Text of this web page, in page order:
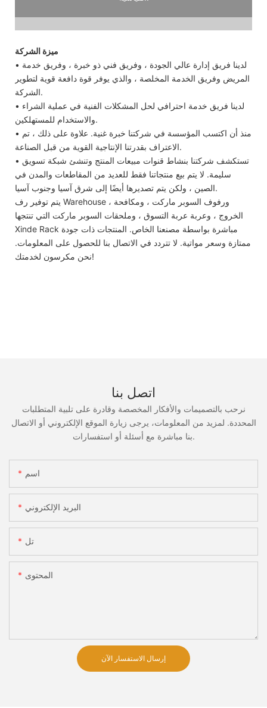
ميزة الشركة
• لدينا فريق إدارة عالي الجودة ، وفريق فني ذو خبرة ، وفريق خدمة
المريض وفريق الخدمة المخلصة ، والذي يوفر قوة دافعة قوية لتطوير
الشركة.
• لدينا فريق خدمة احترافي لحل المشكلات الفنية في عملية الشراء
والاستخدام للمستهلكين.
• منذ أن اكتسب المؤسسة في شركتنا خبرة غنية. علاوة على ذلك ، تم
الاعتراف بقدرتنا الإنتاجية القوية من قبل الصناعة.
• تستكشف شركتنا بنشاط قنوات مبيعات المنتج وتنشئ شبكة تسويق
سليمة. لا يتم بيع منتجاتنا فقط للعديد من المقاطعات والمدن في
الصين ، ولكن يتم تصديرها أيضًا إلى شرق آسيا وجنوب آسيا.
يتم توفير رف Warehouse ، ورفوف السوبر ماركت ، ومكافحة
الخروج ، وعربة عربة التسوق ، وملحقات السوبر ماركت التي تنتجها
Xinde Rack مباشرة بواسطة مصنعنا الخاص. المنتجات ذات جودة
ممتازة وسعر مواتية. لا تتردد في الاتصال بنا للحصول على المعلومات.
نحن مكرسون لخدمتك!
اتصل بنا
نرحب بالتصميمات والأفكار المخصصة وقادرة على تلبية المتطلبات
المحددة. لمزيد من المعلومات، يرجى زيارة الموقع الإلكتروني أو الاتصال
بنا مباشرة مع أسئلة أو استفسارات.
اسم
البريد الإلكتروني
تل
المحتوى
إرسال الاستفسار الآن